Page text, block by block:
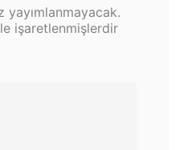
yayımlanmayacak.
işaretlenmişlerdir